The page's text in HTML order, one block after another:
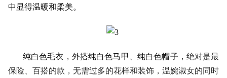
中显得温暖和柔美。
纯白色毛衣，外搭纯白色马甲、纯白色帽子， 绝对是最
保险、百搭的款，无需过多的花样和装饰，温婉淑女的同时